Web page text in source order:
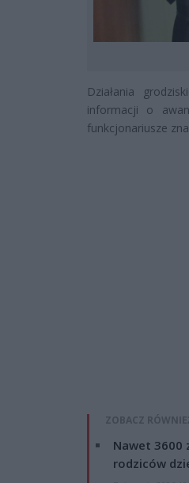
Działania
informacji o
funkcjonariusze
ZOBACZ
Nawet 3600
rodziców